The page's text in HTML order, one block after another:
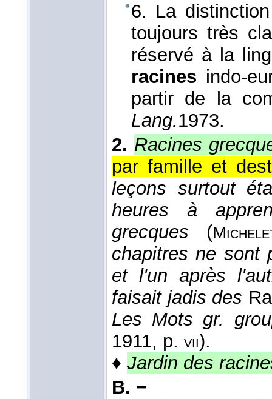
6. La
toujours très
réservé à la
racines indo-
partir de la
Lang.1973.
2. Racines
par famille et
leçons surtout
heures à
grecques (
chapitres ne sont
et l'un après
faisait jadis des
Les Mots gr.
1911, p. vii).
♦ Jardin des
B. −